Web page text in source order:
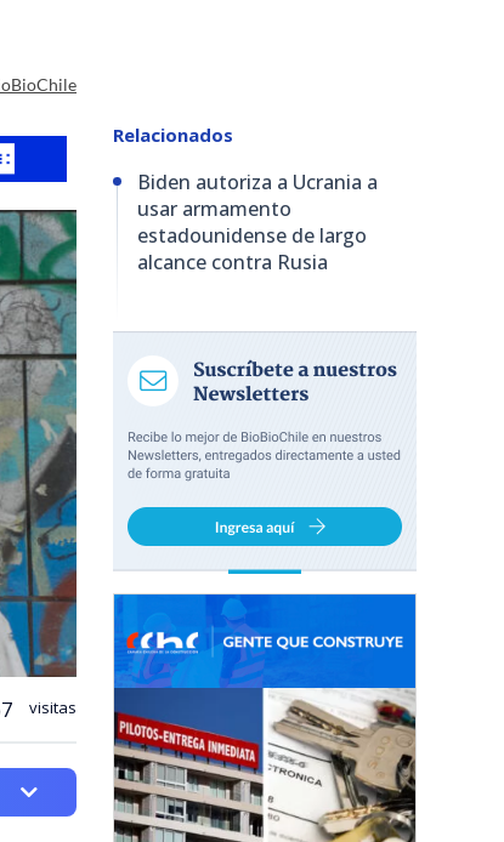
visitas
Relacionados
Biden autoriza a Ucrania a
usar armamento
estadounidense de largo
alcance contra Rusia